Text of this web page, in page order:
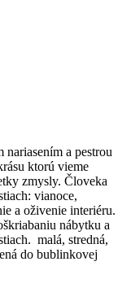
a pestrou
ktorú vieme
zmysly. Človeka
vianoce,
a oživenie interiéru.
nábytku a
malá, stredná,
do bublinkovej